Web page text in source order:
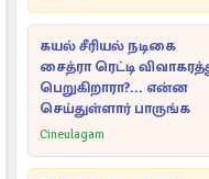
கயல் சீரியல் நடிகை
சைத்ரா ரெட்டி
பெறுகிறாரா?... என்ன
செய்துள்ளார் பாருங்க
Cineulagam